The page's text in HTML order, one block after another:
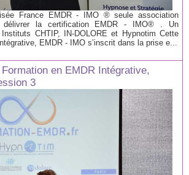
France EMDR - IMO ® seule association
délivrer la certification EMDR - IMO® . Un
CHTIP, IN-DOLORE et Hypnotim Cette
EMDR - IMO s’inscrit dans la prise e...
en EMDR Intégrative,
3